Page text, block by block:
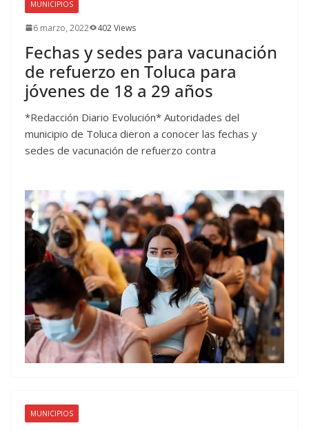
MUNICIPIOS
6 marzo, 2022 402 Views
Fechas y sedes para vacunación
de refuerzo en Toluca para
jóvenes de 18 a 29 años
*Redacción Diario Evolución* Autoridades del
municipio de Toluca dieron a conocer las fechas y
sedes de vacunación de refuerzo contra
MUNICIPIOS